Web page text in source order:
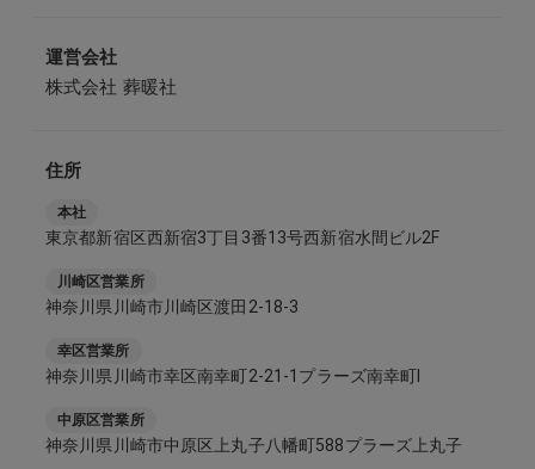
運営会社
株式会社 葬暖社
住所
本社
東京都新宿区西新宿3丁目3番13号西新宿水間ビル2F
川崎区営業所
神奈川県川崎市川崎区渡田2-18-3
幸区営業所
神奈川県川崎市幸区南幸町2-21-1プラーズ南幸町Ⅰ
中原区営業所
神奈川県川崎市中原区上丸子八幡町588プラーズ上丸子